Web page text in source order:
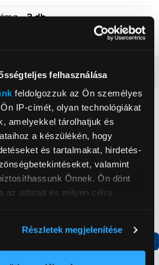
felhasználása
feldolgozzuk az Ön személyes
IP-címét, olyan technológiákat
amelyekkel tárolhatjuk és
a készülékén, hogy
és tartalmakat, hirdetés-
valamint
Önnek. Ön dönt
az adatait és milyen célra.
méteres pontossággal
Részletek megjelenítése
2 db
ajánljuk